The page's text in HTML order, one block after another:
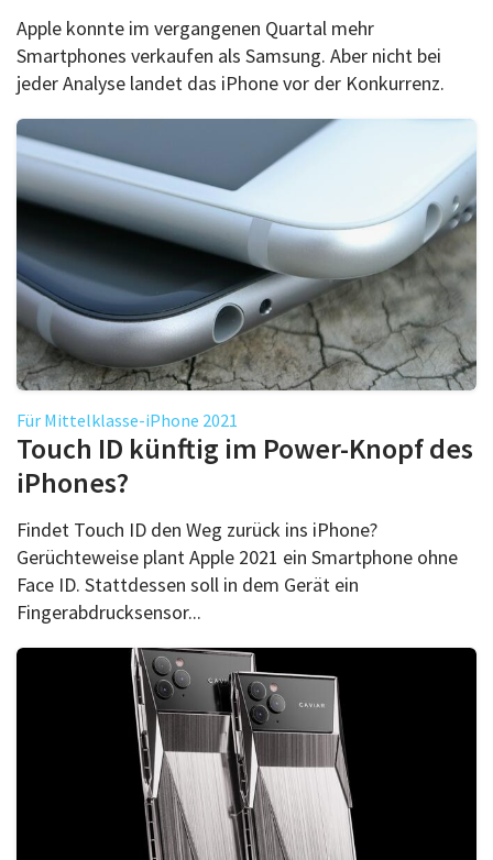
Apple konnte im vergangenen Quartal mehr
Smartphones verkaufen als Samsung. Aber nicht bei
jeder Analyse landet das iPhone vor der Konkurrenz.
Für Mittelklasse-iPhone 2021
Touch ID künftig im Power-Knopf des
iPhones?
Findet Touch ID den Weg zurück ins iPhone?
Gerüchteweise plant Apple 2021 ein Smartphone ohne
Face ID. Stattdessen soll in dem Gerät ein
Fingerabdrucksensor...